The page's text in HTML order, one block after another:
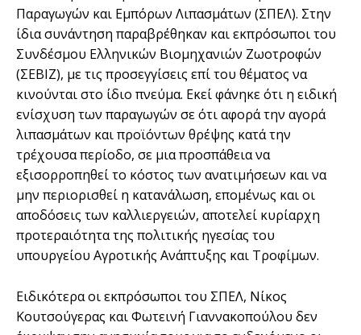
Παραγωγών και Εµπόρων Λιπασµάτων (ΣΠΕΛ). Στην
ίδια συνάντηση παραβρέθηκαν και εκπρόσωποι του
Συνδέσµου Ελληνικών Βιοµηχανιών Ζωοτροφών
(ΣΕΒΙΖ), µε τις προσεγγίσεις επί του θέµατος να
κινούνται στο ίδιο πνεύµα. Εκεί φάνηκε ότι η ειδική
ενίσχυση των παραγωγών σε ότι αφορά την αγορά
λιπασµάτων και προϊόντων θρέψης κατά την
τρέχουσα περίοδο, σε µια προσπάθεια να
εξισορροπηθεί το κόστος των ανατιµήσεων και να
µην περιορισθεί η κατανάλωση, εποµένως και οι
αποδόσεις των καλλιεργειών, αποτελεί κυρίαρχη
προτεραιότητα της πολιτικής ηγεσίας του
υπουργείου Αγροτικής Ανάπτυξης και Τροφίµων.
Ειδικότερα οι εκπρόσωποι του ΣΠΕΛ, Νίκος
Κουτσούγερας και Φωτεινή Γιαννακοπούλου δεν